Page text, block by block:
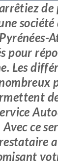
société
pour
Les
ce